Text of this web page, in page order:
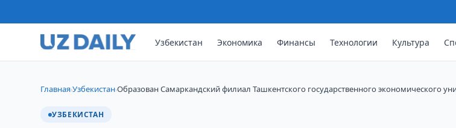
Узбекистан Экономика Финансы Технологии Культура
Главная›Узбекистан›Образован Самаркандский филиал Ташкентского государственного экономического
УЗБЕКИСТАН